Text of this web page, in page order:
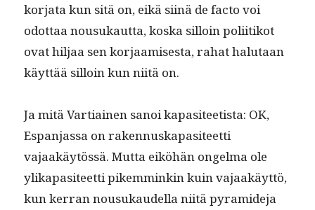
kor­ja­ta kun sitä on, eikä siinä de fac­to voi
odot­taa nousukaut­ta, kos­ka sil­loin poli­itikot
ovat hil­jaa sen kor­jaamis­es­ta, rahat halu­taan
käyt­tää sil­loin kun niitä on.
Ja mitä Var­ti­ainen sanoi kap­a­siteetista: OK,
Espan­jas­sa on raken­nuska­p­a­siteet­ti
vajaakäytössä. Mut­ta eiköhän ongel­ma ole
ylika­p­a­siteet­ti pikem­minkin kuin vajaakäyt­tö,
kun ker­ran nousukaudel­la niitä pyra­mide­ja